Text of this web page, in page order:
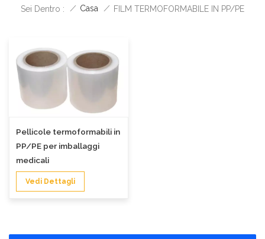
Sei Dentro : / Casa / FILM TERMOFORMABILE IN PP/PE
Pellicole termoformabili in
PP/PE per imballaggi
medicali
Vedi Dettagli